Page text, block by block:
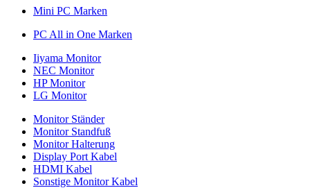
Mini PC Marken
PC All in One Marken
Iiyama Monitor
NEC Monitor
HP Monitor
LG Monitor
Monitor Ständer
Monitor Standfuß
Monitor Halterung
Display Port Kabel
HDMI Kabel
Sonstige Monitor Kabel